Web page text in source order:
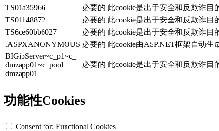
TS01a35966
必要的 此cookie是出于安全和反欺诈目
TS01148872
必要的 此cookie是出于安全和反欺诈目
TS6ce60bb6027
必要的 此cookie是出于安全和反欺诈目
.ASPXANONYMOUS 必要的 此cookie由ASP.NET框架自动生
BIGipServer~c_p1~c_
dmzapp01~c_pool_
dmzapp01
必要的 此cookie是出于安全和反欺诈目
功能性Cookies
Consent for: Functional Cookies